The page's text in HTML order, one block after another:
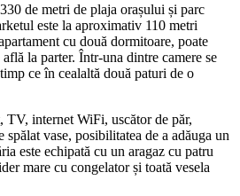
de metri de plaja orașului și parc
este la aproximativ 110 metri
cu două dormitoare, poate
la parter. Într-una dintre camere se
ce în cealaltă două paturi de o
TV, internet WiFi, uscător de păr,
spălat vase, posibilitatea de a adăuga un
este echipată cu un aragaz cu patru
mare cu congelator și toată vesela